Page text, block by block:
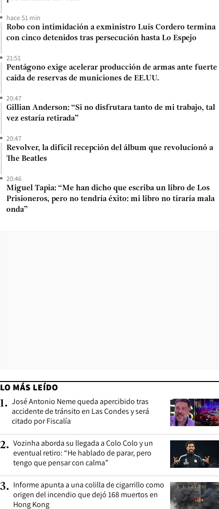
hace 51 min
Robo con intimidación a exministro Luis Cordero termina
con cinco detenidos tras persecución hasta Lo Espejo
21:51
Pentágono exige acelerar producción de armas ante fuerte
caída de reservas de municiones de EE.UU.
20:47
Gillian Anderson: “Si no disfrutara tanto de mi trabajo, tal
vez estaría retirada”
20:47
Revolver, la difícil recepción del álbum que revolucionó a
The Beatles
20:46
Miguel Tapia: “Me han dicho que escriba un libro de Los
Prisioneros, pero no tendría éxito: mi libro no tiraría mala
onda”
LO MÁS LEÍDO
1. José Antonio Neme queda apercibido tras
accidente de tránsito en Las Condes y será
citado por Fiscalía
2. Vozinha aborda su llegada a Colo Colo y un
eventual retiro: “He hablado de parar, pero
tengo que pensar con calma”
3. Informe apunta a una colilla de cigarrillo como
origen del incendio que dejó 168 muertos en
Hong Kong